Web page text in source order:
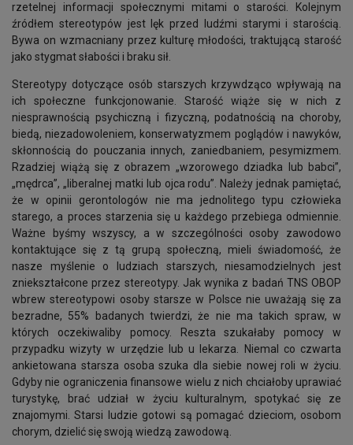
rzetelnej informacji społecznymi mitami o starości. Kolejnym
źródłem stereotypów jest lęk przed ludźmi starymi i starością.
Bywa on wzmacniany przez kulturę młodości, traktującą starość
jako stygmat słabości i braku sił.
Stereotypy dotyczące osób starszych krzywdząco wpływają na
ich społeczne funkcjonowanie. Starość wiąże się w nich z
niesprawnością psychiczną i fizyczną, podatnością na choroby,
biedą, niezadowoleniem, konserwatyzmem poglądów i nawyków,
skłonnością do pouczania innych, zaniedbaniem, pesymizmem.
Rzadziej wiążą się z obrazem „wzorowego dziadka lub babci”,
„mędrca”, „liberalnej matki lub ojca rodu”. Należy jednak pamiętać,
że w opinii gerontologów nie ma jednolitego typu człowieka
starego, a proces starzenia się u każdego przebiega odmiennie.
Ważne byśmy wszyscy, a w szczególności osoby zawodowo
kontaktujące się z tą grupą społeczną, mieli świadomość, że
nasze myślenie o ludziach starszych, niesamodzielnych jest
zniekształcone przez stereotypy. Jak wynika z badań TNS OBOP
wbrew stereotypowi osoby starsze w Polsce nie uważają się za
bezradne, 55% badanych twierdzi, że nie ma takich spraw, w
których oczekiwaliby pomocy. Reszta szukałaby pomocy w
przypadku wizyty w urzędzie lub u lekarza. Niemal co czwarta
ankietowana starsza osoba szuka dla siebie nowej roli w życiu.
Gdyby nie ograniczenia finansowe wielu z nich chciałoby uprawiać
turystykę, brać udział w życiu kulturalnym, spotykać się ze
znajomymi. Starsi ludzie gotowi są pomagać dzieciom, osobom
chorym, dzielić się swoją wiedzą zawodową.